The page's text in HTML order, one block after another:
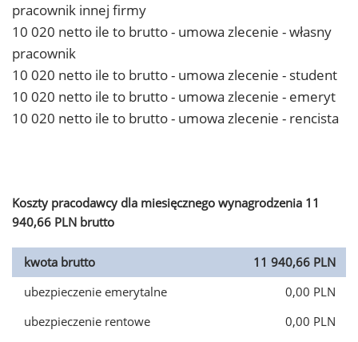
pracownik innej firmy
10 020 netto ile to brutto - umowa zlecenie - własny
pracownik
10 020 netto ile to brutto - umowa zlecenie - student
10 020 netto ile to brutto - umowa zlecenie - emeryt
10 020 netto ile to brutto - umowa zlecenie - rencista
Koszty pracodawcy dla miesięcznego wynagrodzenia 11
940,66 PLN brutto
kwota brutto
11 940,66 PLN
ubezpieczenie emerytalne
0,00 PLN
ubezpieczenie rentowe
0,00 PLN